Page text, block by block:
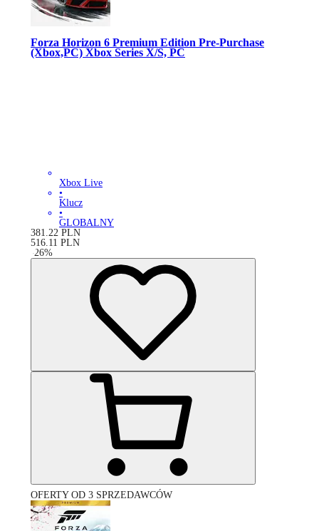
Forza Horizon 6 Premium Edition Pre-Purchase
(Xbox,PC) Xbox Series X/S, PC
Xbox Live
•
Klucz
•
GLOBALNY
381.22 PLN
516.11 PLN
-26%
OFERTY OD 3 SPRZEDAWCÓW